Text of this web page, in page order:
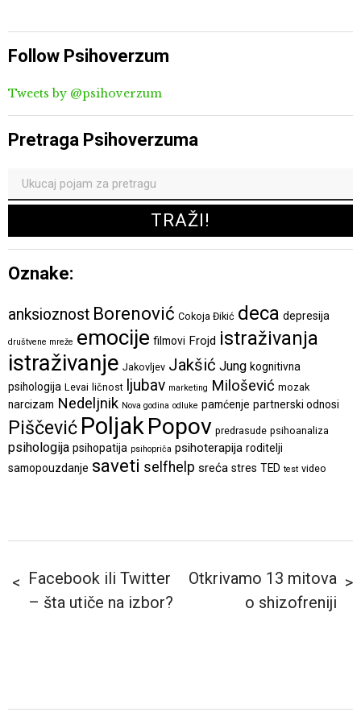
Follow Psihoverzum
Tweets by @psihoverzum
Pretraga Psihoverzuma
Oznake:
anksioznost Borenović Cokoja Đikić deca depresija
društvene mreže emocije filmovi Frojd istraživanja
istraživanje Jakovljev Jakšić Jung kognitivna
psihologija Levai ličnost ljubav marketing Milošević mozak
narcizam Nedeljnik Nova godina odluke pamćenje partnerski odnosi
Piščević PoljakPopov predrasude psihoanaliza
psihologija psihopatija psihopriča psihoterapija roditelji
samopouzdanje saveti selfhelp sreća stres TED test video
Facebook ili Twitter
– šta utiče na izbor?
Otkrivamo 13 mitova
o shizofreniji